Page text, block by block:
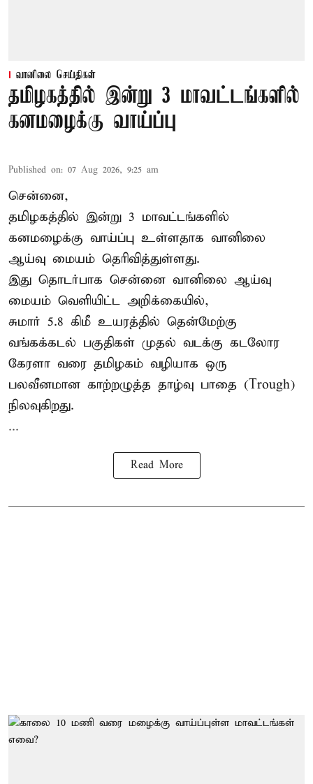
வானிலை செய்திகள்
தமிழகத்தில் இன்று 3 மாவட்டங்களில்
கனமழைக்கு வாய்ப்பு
Published on: 07 Aug 2026, 9:25 am
சென்னை,
தமிழகத்தில் இன்று 3 மாவட்டங்களில்
கனமழைக்கு வாய்ப்பு உள்ளதாக வானிலை
ஆய்வு மையம் தெரிவித்துள்ளது.
இது தொடர்பாக சென்னை வானிலை ஆய்வு
மையம் வெளியிட்ட அறிக்கையில்,
சுமார் 5.8 கிமீ உயரத்தில் தென்மேற்கு
வங்கக்கடல் பகுதிகள் முதல் வடக்கு கடலோர
கேரளா வரை தமிழகம் வழியாக ஒரு
பலவீனமான காற்றழுத்த தாழ்வு பாதை (Trough)
நிலவுகிறது.
...
Read More